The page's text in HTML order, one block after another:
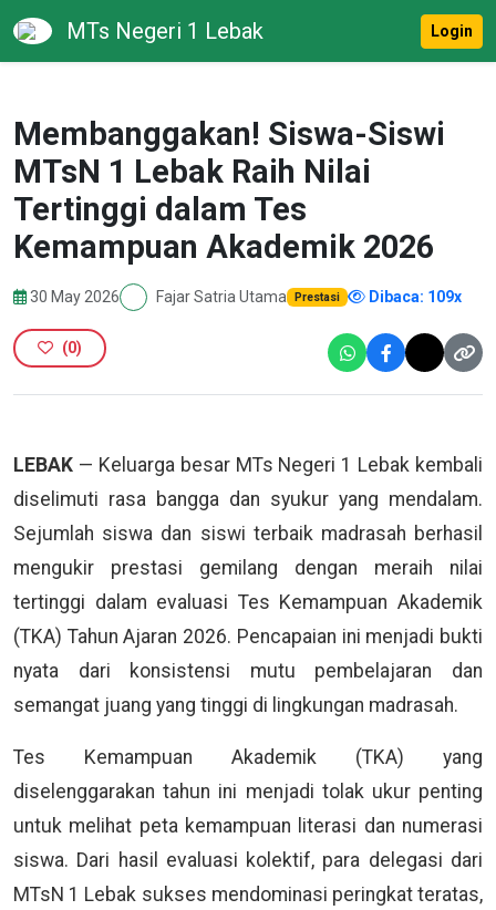
MTs Negeri 1 Lebak Login
Membanggakan! Siswa-Siswi
MTsN 1 Lebak Raih Nilai
Tertinggi dalam Tes
Kemampuan Akademik 2026
30 May 2026 Fajar Satria Utama Prestasi Dibaca: 109x
(0)
LEBAK — Keluarga besar MTs Negeri 1 Lebak kembali
diselimuti rasa bangga dan syukur yang mendalam.
Sejumlah siswa dan siswi terbaik madrasah berhasil
mengukir prestasi gemilang dengan meraih nilai
tertinggi dalam evaluasi Tes Kemampuan Akademik
(TKA) Tahun Ajaran 2026. Pencapaian ini menjadi bukti
nyata dari konsistensi mutu pembelajaran dan
semangat juang yang tinggi di lingkungan madrasah.
Tes Kemampuan Akademik (TKA) yang
diselenggarakan tahun ini menjadi tolak ukur penting
untuk melihat peta kemampuan literasi dan numerasi
siswa. Dari hasil evaluasi kolektif, para delegasi dari
MTsN 1 Lebak sukses mendominasi peringkat teratas,